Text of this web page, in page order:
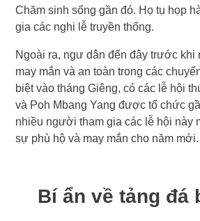
Chăm sinh sống gần đó. Họ tụ họp
gia các nghi lễ truyền thống.
Ngoài ra, ngư dân đến đây trước khi
may mắn và an toàn trong các
biệt vào tháng Giêng, có các lễ hội
và Poh Mbang Yang được tổ chức
nhiều người tham gia các lễ hội này
sự phù hộ và may mắn cho năm mới.
Bí ẩn về tảng đá